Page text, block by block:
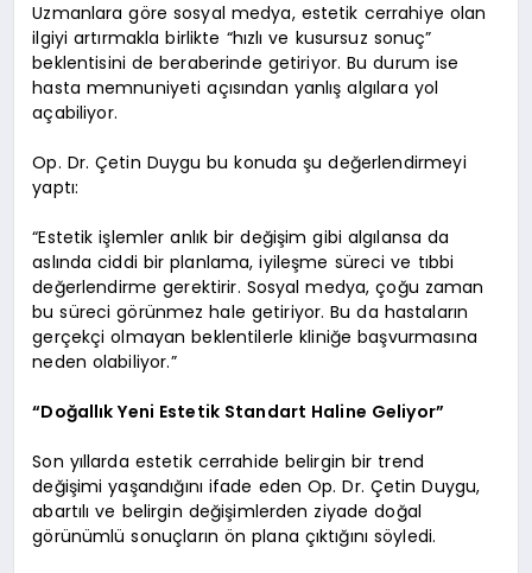
Uzmanlara göre sosyal medya, estetik cerrahiye olan
ilgiyi artırmakla birlikte “hızlı ve kusursuz sonuç”
beklentisini de beraberinde getiriyor. Bu durum ise
hasta memnuniyeti açısından yanlış algılara yol
açabiliyor.
Op. Dr. Çetin Duygu bu konuda şu değerlendirmeyi
yaptı:
“Estetik işlemler anlık bir değişim gibi algılansa da
aslında ciddi bir planlama, iyileşme süreci ve tıbbi
değerlendirme gerektirir. Sosyal medya, çoğu zaman
bu süreci görünmez hale getiriyor. Bu da hastaların
gerçekçi olmayan beklentilerle kliniğe başvurmasına
neden olabiliyor.”
“Doğallık Yeni Estetik Standart Haline Geliyor”
Son yıllarda estetik cerrahide belirgin bir trend
değişimi yaşandığını ifade eden Op. Dr. Çetin Duygu,
abartılı ve belirgin değişimlerden ziyade doğal
görünümlü sonuçların ön plana çıktığını söyledi.